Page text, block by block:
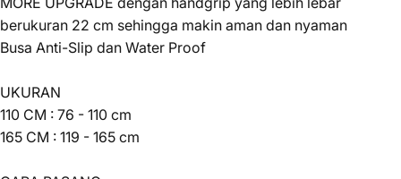
berukuran 22 cm sehingga makin aman dan nyaman
Busa Anti-Slip dan Water Proof
UKURAN
110 CM : 76 - 110 cm
165 CM : 119 - 165 cm